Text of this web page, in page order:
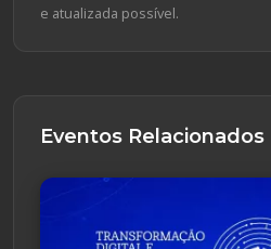
e atualizada possível.
Eventos Relacionados